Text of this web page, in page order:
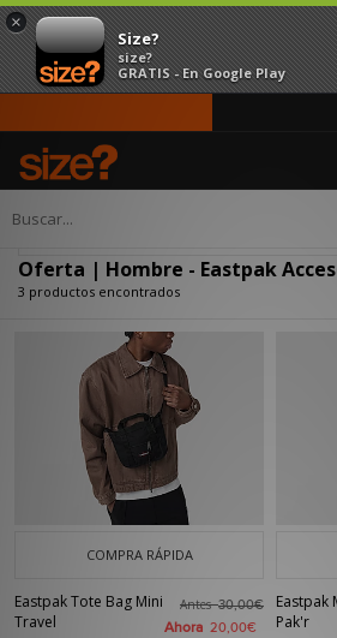
×
Size?
size?
GRATIS - En Google Play
Página principal
Oferta | Hombre - Eastpak
3 productos encontrados
COMPRA RÁPIDA
Eastpak Tote Bag Mini
Travel
Antes30,00€
Ahora 20,00€
Eastpak
Pak'r